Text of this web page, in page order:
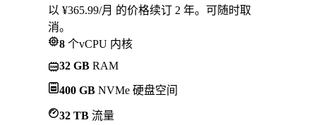
以 ¥365.99/月 的价格续订 2 年。可随时取
消。
8 个vCPU 内核
32 GB RAM
400 GB NVMe 硬盘空间
32 TB 流量